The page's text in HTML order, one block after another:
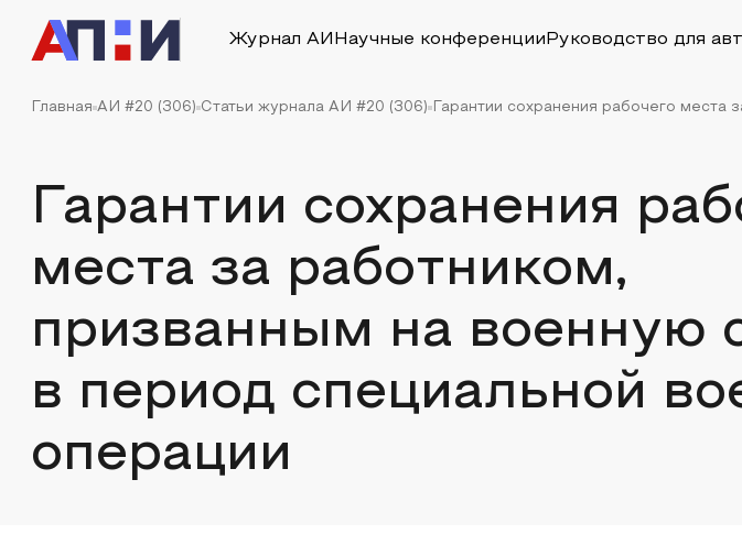
Журнал АИ Научные конференции Руководство для
Главная АИ #20 (306) Статьи журнала АИ #20 (306) Гарантии сохранения рабочего места
Гарантии сохранения
места за работником,
призванным на военную
в период специальной
операции